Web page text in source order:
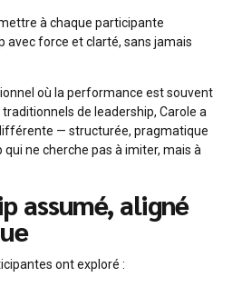
à chaque participante
avec force et clarté, sans jamais
où la performance est souvent
de leadership, Carole a
— structurée, pragmatique
qui ne cherche pas à imiter, mais à
assumé, aligné
ont exploré :